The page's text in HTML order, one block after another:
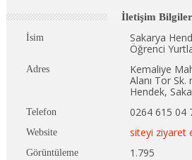
İletişim
İsim
Sakarya
Öğrenci
Adres
Kemaliye
Alanı Tor Sk.
Hendek,
Telefon 0264 615 04
Website siteyi ziyaret
Görüntüleme 1.795